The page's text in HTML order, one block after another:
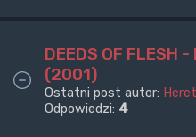
DEEDS OF FLESH
(2001)
Ostatni post autor:
Odpowiedzi: 4